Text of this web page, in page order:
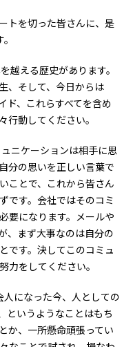
トを切った皆さんに、是
越える歴史があります。
、そして、今日からは
ド、これらすべてを含め
行動してください。
ニケーションは相手に思
分の思いを正しい言葉で
ことで、これから皆さん
です。会社ではそのコミ
要になります。メールや
、まず大事なのは自分の
です。決してこのコミュ
力をしてください。
になった今、人としての
というようなことはもち
か、一所懸命頑張ってい